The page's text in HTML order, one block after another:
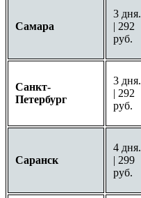
Самара
3 дня.
| 292
руб.
Санкт-
Петербург
3 дня.
| 292
руб.
Саранск
4 дня.
| 299
руб.